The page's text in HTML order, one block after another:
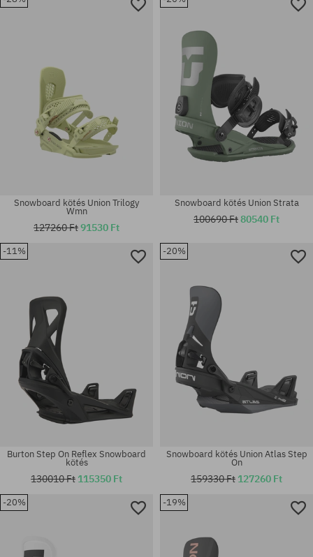
Elérhető méretek:
Elérhető méretek:
Elérhető méretek:
Elérhető méretek:
Elérhető méretek:
Snowboard kötés Union Trilogy
Wmn
127260 Ft91530 Ft
Elérhető méretek:
Snowboard kötés Union Strata
100690 Ft80540 Ft
-11%
Burton Step On Reflex Snowboard
kötés
130010 Ft 115350 Ft
-20%
Snowboard kötés Union Atlas Step
On
159330 Ft 127260 Ft
-20% -19%